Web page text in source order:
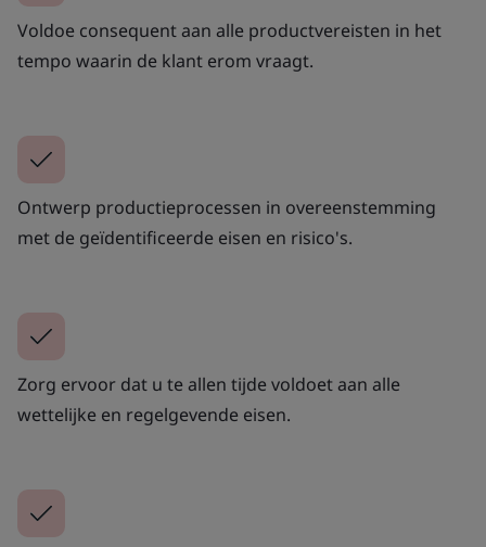
Voldoe consequent aan alle productvereisten in het
tempo waarin de klant erom vraagt.
Ontwerp productieprocessen in overeenstemming
met de geïdentificeerde eisen en risico's.
Zorg ervoor dat u te allen tijde voldoet aan alle
wettelijke en regelgevende eisen.